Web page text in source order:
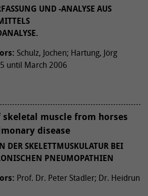
UND -ANALYSE AUS
Schulz, Jochen; Hartung, Jörg
until March 2006
muscle from horses
disease
DER SKELETTMUSKULATUR BEI
PNEUMOPATHIEN
Prof. Dr. Peter Stadler; Dr. Heidrun